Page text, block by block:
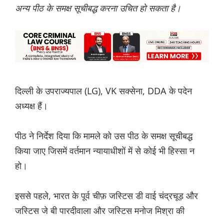
अन्य पीठ के समक्ष सूचीबद्ध करना उचित हो सकता है।
दिल्ली के उपराज्यपाल (LG), VK सक्सेना, DDA के पदेन
अध्यक्ष हैं।
पीठ ने निर्देश दिया कि मामले को उस पीठ के समक्ष सूचीबद्ध
किया जाए जिसमें वर्तमान न्यायाधीशों में से कोई भी हिस्सा न
हो।
इससे पहले, भारत के पूर्व चीफ़ जस्टिस डी वाई चंद्रचूड़ और
जस्टिस जे बी पारदीवाला और जस्टिस मनोज मिश्रा की